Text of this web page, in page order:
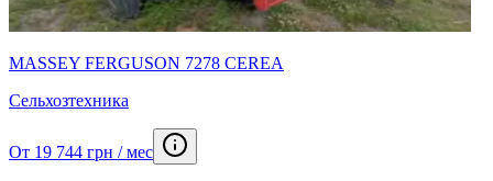
MASSEY FERGUSON 7278 CEREA
Сельхозтехника
От 19 744 грн / мес